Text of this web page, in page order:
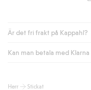
Är det fri frakt på Kappahl?
Är du medlem i Kappahl
automatik efter du
Kan man betala med
bland annat faktura och
Herr Stickat